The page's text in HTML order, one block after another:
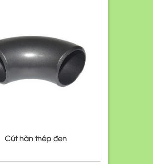
Cút hàn thép đen